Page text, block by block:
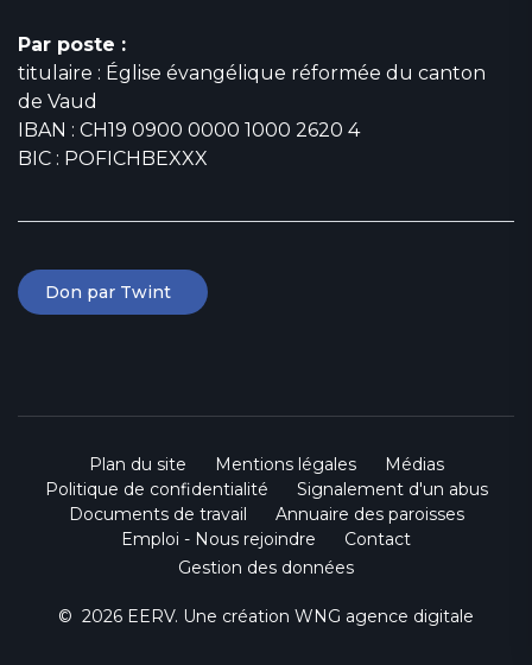
Par poste :
titulaire : Église évangélique réformée du canton
de Vaud
IBAN : CH19 0900 0000 1000 2620 4
BIC : POFICHBEXXX
Don par Twint
Plan du site Mentions légales
Médias
Politique de confidentialité
Signalement d'un abus
Documents de travail
Annuaire des paroisses
Emploi - Nous rejoindre
Contact
Gestion des données
© 2026 EERV. Une création WNG agence digitale